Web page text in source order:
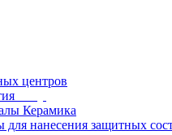
центров
Керамика
нанесения защитных